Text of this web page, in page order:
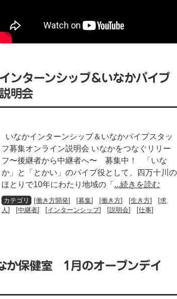
ンターンシップ＆いなかパイプ
明会
いなかインターンシップ＆いなかパイプスタッ
フ募集オンライン説明会 いなかをつなぐリリー
フ〜後継者から中継者へ〜 募集中！ 「いな
か」と「とかい」のパイプ役として、四万十川の
ほとりで10年にわたり地域の「 ...続きを読む
[働き方開発] [募集] [働き方] [生き方] [求
人] [中継者] [インターンシップ] [説明会] [仕事]
か保健室 1月のオープンデイ